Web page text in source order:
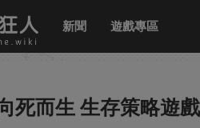
新聞 遊戲專區
死而生 生存策略遊